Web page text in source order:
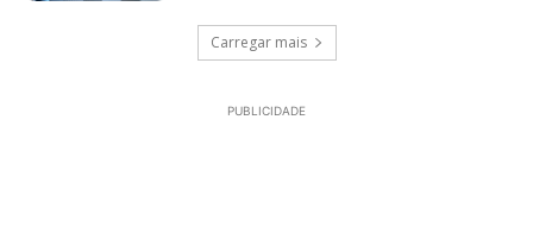
Carregar mais
PUBLICIDADE